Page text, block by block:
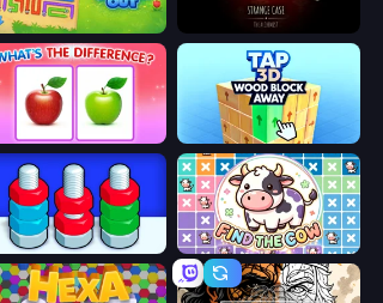
Snake Out: Maze Escape
What's The Difference?
Find The Cow